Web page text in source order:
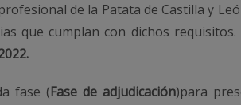
de la Patata de Castilla y
que cumplan con dichos
fase (Fase de adjudicación)para